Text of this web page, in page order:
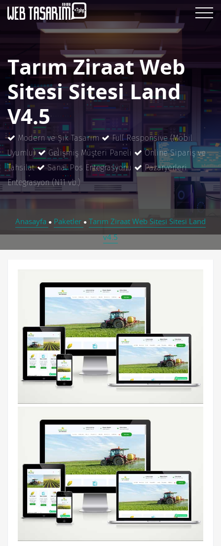
Tarım Ziraat Web
Sitesi Sitesi Land
V4.5
Modern ve Şık Tasarım
Full Responsive (Mobil
Uyumlu)
Gelişmiş Müşteri Paneli
Online Sipariş ve
Tahsilat
Sanal Pos Entegrasyonu
Pazaryerleri
Entegrasyon (N11 vb.)
Anasayfa ● Paketler ● Tarım Ziraat Web Sitesi Sitesi Land
v4.5